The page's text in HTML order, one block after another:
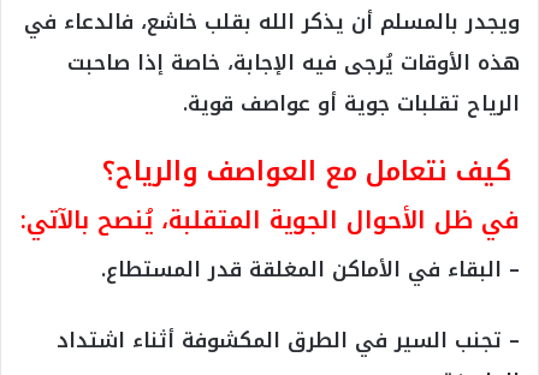
ويجدر بالمسلم أن يذكر الله بقلب خاشع، فالدعاء في
هذه الأوقات يُرجى فيه الإجابة، خاصة إذا صاحبت
الرياح تقلبات جوية أو عواصف قوية.
كيف نتعامل مع العواصف والرياح؟
في ظل الأحوال الجوية المتقلبة، يُنصح بالآتي:
– البقاء في الأماكن المغلقة قدر المستطاع.
– تجنب السير في الطرق المكشوفة أثناء اشتداد